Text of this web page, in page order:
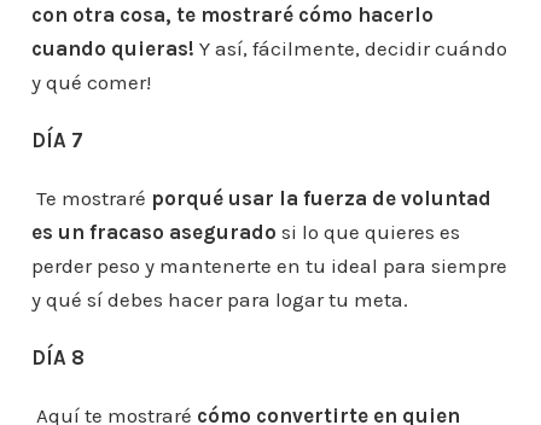
con otra cosa, te mostraré cómo hacerlo
cuando quieras! Y así, fácilmente, decidir cuándo
y qué comer!
DÍA 7
Te mostraré porqué usar la fuerza de voluntad
es un fracaso asegurado si lo que quieres es
perder peso y mantenerte en tu ideal para siempre
y qué sí debes hacer para logar tu meta.
DÍA 8
Aquí te mostraré cómo convertirte en quien